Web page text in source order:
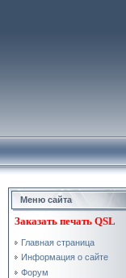
Меню сайта
Заказать печать QSL
Главная страница
Информация о сайте
Форум